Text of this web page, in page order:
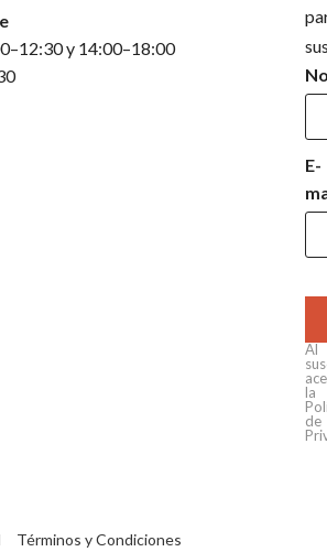
y 14:00–18:00
E-
Al
la
de
Términos y Condiciones